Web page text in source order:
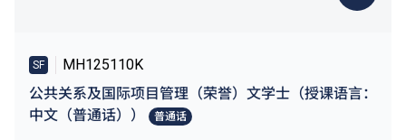
SF
MH125110K
公共关系及国际项目管理（荣誉）文学士（授课语言：
中文（普通话））
普通话